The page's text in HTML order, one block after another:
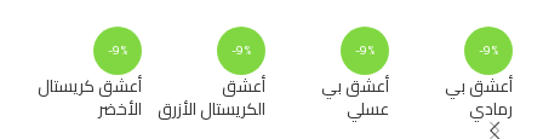
-9%
أعشق بي
رمادي
-9%
أعشق بي
عسلي
-9%
أعشق
الكريستال الأزرق
-9%
أعشق كريستال
الأخضر